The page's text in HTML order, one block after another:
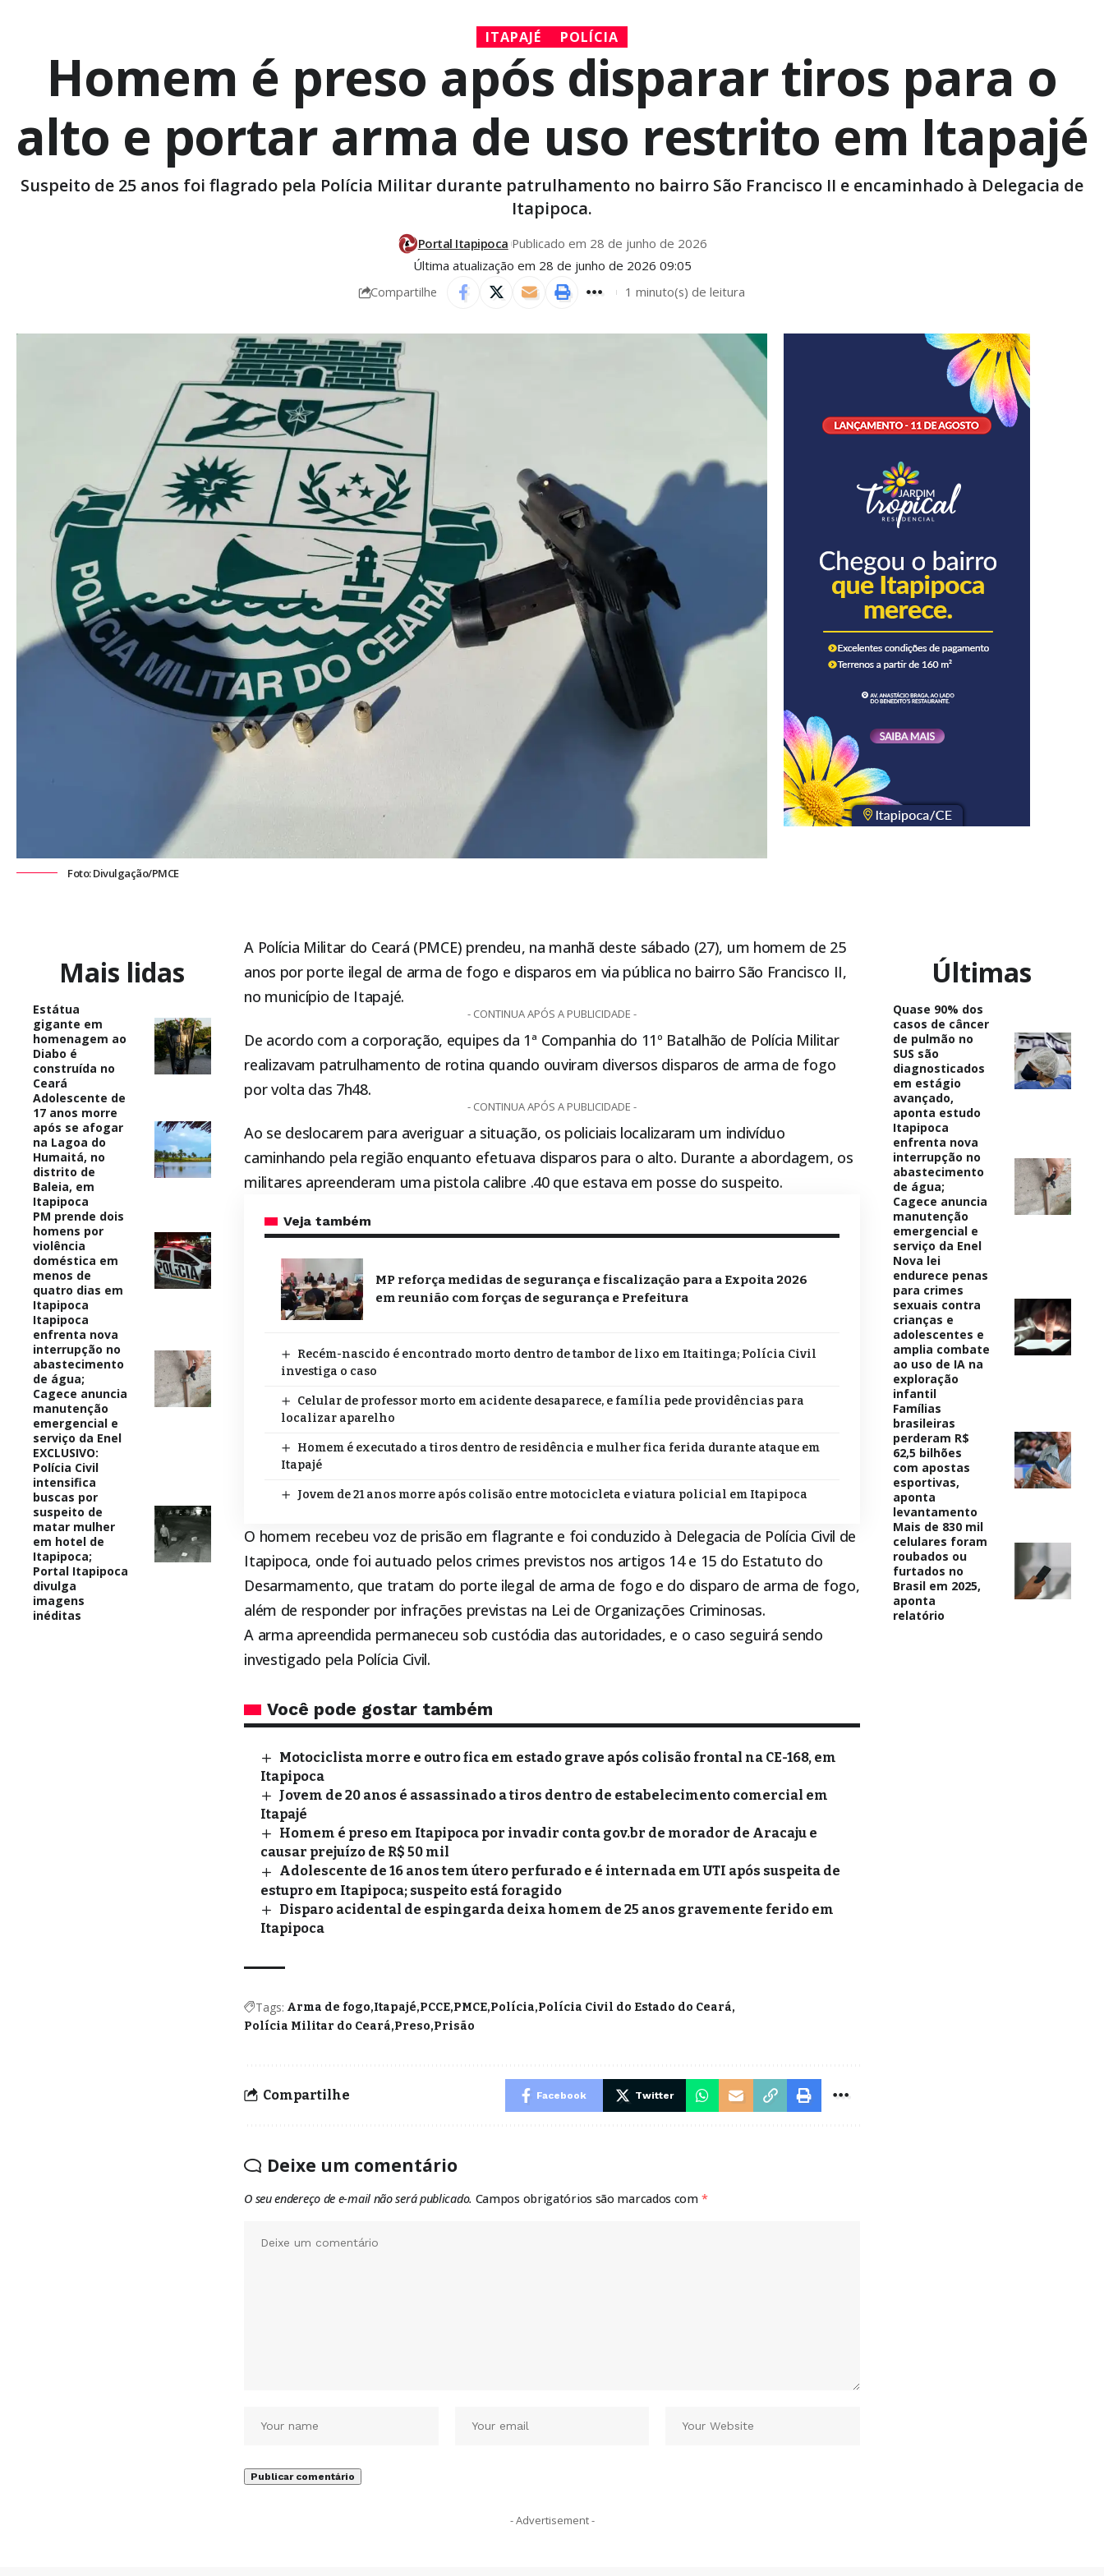
ITAPAJÉ POLÍCIA
Homem é preso após disparar tiros para o
alto e portar arma de uso restrito em Itapajé
Suspeito de 25 anos foi flagrado pela Polícia Militar durante patrulhamento no bairro São Francisco II e encaminhado à Delegacia de
Itapipoca.
Última atualização em 28 de junho de 2026 09:05
Portal Itapipoca Publicado em 28 de junho de 2026
Compartilhe 1 minuto(s) de leitura
Foto: Divulgação/PMCE
Mais lidas
Estátua
gigante em
homenagem ao
Diabo é
construída no
Ceará
Adolescente de
17 anos morre
após se afogar
na Lagoa do
Humaitá, no
distrito de
Baleia, em
Itapipoca
PM prende dois
homens por
violência
doméstica em
menos de
quatro dias em
Itapipoca
Itapipoca
enfrenta nova
interrupção no
abastecimento
de água;
Cagece anuncia
manutenção
emergencial e
serviço da Enel
EXCLUSIVO:
Polícia Civil
intensifica
buscas por
suspeito de
matar mulher
em hotel de
Itapipoca;
Portal Itapipoca
divulga
imagens
inéditas
A Polícia Militar do Ceará (PMCE) prendeu, na manhã deste sábado (27), um homem de 25
anos por porte ilegal de arma de fogo e disparos em via pública no bairro São Francisco II,
no município de Itapajé.
- CONTINUA APÓS A PUBLICIDADE -
De acordo com a corporação, equipes da 1ª Companhia do 11º Batalhão de Polícia Militar
realizavam patrulhamento de rotina quando ouviram diversos disparos de arma de fogo
por volta das 7h48.
- CONTINUA APÓS A PUBLICIDADE -
Ao se deslocarem para averiguar a situação, os policiais localizaram um indivíduo
caminhando pela região enquanto efetuava disparos para o alto. Durante a abordagem, os
militares apreenderam uma pistola calibre .40 que estava em posse do suspeito.
Veja também
MP reforça medidas de segurança e fiscalização para a Expoita 2026
em reunião com forças de segurança e Prefeitura
Recém-nascido é encontrado morto dentro de tambor de lixo em Itaitinga; Polícia Civil
investiga o caso
Celular de professor morto em acidente desaparece, e família pede providências para
localizar aparelho
Homem é executado a tiros dentro de residência e mulher fica ferida durante ataque em
Itapajé
Jovem de 21 anos morre após colisão entre motocicleta e viatura policial em Itapipoca
O homem recebeu voz de prisão em flagrante e foi conduzido à Delegacia de Polícia Civil de
Itapipoca, onde foi autuado pelos crimes previstos nos artigos 14 e 15 do Estatuto do
Desarmamento, que tratam do porte ilegal de arma de fogo e do disparo de arma de fogo,
além de responder por infrações previstas na Lei de Organizações Criminosas.
A arma apreendida permaneceu sob custódia das autoridades, e o caso seguirá sendo
investigado pela Polícia Civil.
Você pode gostar também
Motociclista morre e outro fica em estado grave após colisão frontal na CE-168, em
Itapipoca
Jovem de 20 anos é assassinado a tiros dentro de estabelecimento comercial em
Itapajé
Homem é preso em Itapipoca por invadir conta gov.br de morador de Aracaju e
causar prejuízo de R$ 50 mil
Adolescente de 16 anos tem útero perfurado e é internada em UTI após suspeita de
estupro em Itapipoca; suspeito está foragido
Disparo acidental de espingarda deixa homem de 25 anos gravemente ferido em
Itapipoca
Tags: Arma de fogo Itapajé PCCE PMCE Polícia Polícia Civil do Estado do Ceará
Polícia Militar do Ceará Preso Prisão
Compartilhe Facebook Twitter
Deixe um comentário
O seu endereço de e-mail não será publicado. Campos obrigatórios são marcados com *
- Advertisement -
Últimas
Quase 90% dos
casos de câncer
de pulmão no
SUS são
diagnosticados
em estágio
avançado,
aponta estudo
Itapipoca
enfrenta nova
interrupção no
abastecimento
de água;
Cagece anuncia
manutenção
emergencial e
serviço da Enel
Nova lei
endurece penas
para crimes
sexuais contra
crianças e
adolescentes e
amplia combate
ao uso de IA na
exploração
infantil
Famílias
brasileiras
perderam R$
62,5 bilhões
com apostas
esportivas,
aponta
levantamento
Mais de 830 mil
celulares foram
roubados ou
furtados no
Brasil em 2025,
aponta
relatório